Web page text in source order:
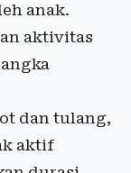
anak.
aktivitas
dan tulang,
aktif